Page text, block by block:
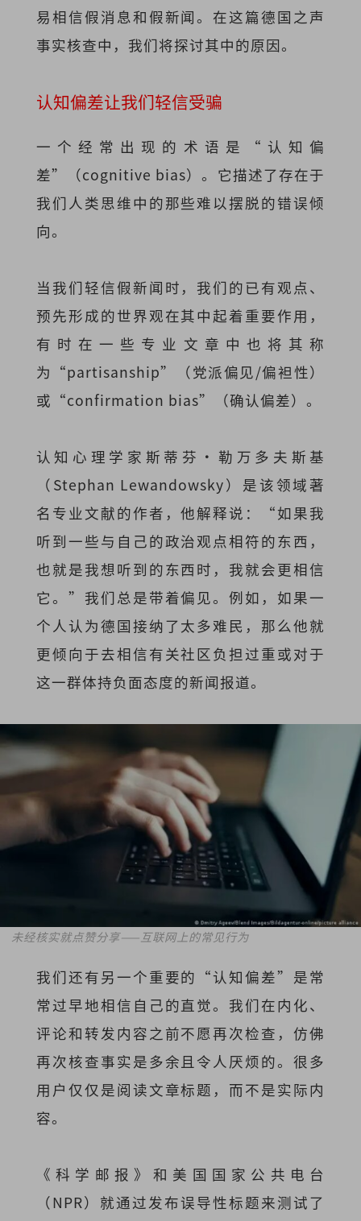
易相信假消息和假新闻。在这篇德国之声
事实核查中，我们将探讨其中的原因。
认知偏差让我们轻信受骗
一个经常出现的术语是“认知偏
差”（cognitive bias）。它描述了存在于
我们人类思维中的那些难以摆脱的错误倾
向。
当我们轻信假新闻时，我们的已有观点、
预先形成的世界观在其中起着重要作用，
有时在一些专业文章中也将其称
为“partisanship”（党派偏见/偏袒性）
或“confirmation bias”（确认偏差）。
认知心理学家斯蒂芬·勒万多夫斯基
（Stephan Lewandowsky）是该领域著
名专业文献的作者，他解释说：“如果我
听到一些与自己的政治观点相符的东西，
也就是我想听到的东西时，我就会更相信
它。”我们总是带着偏见。例如，如果一
个人认为德国接纳了太多难民，那么他就
更倾向于去相信有关社区负担过重或对于
这一群体持负面态度的新闻报道。
未经核实就点赞分享——互联网上的常见行为
我们还有另一个重要的“认知偏差”是常
常过早地相信自己的直觉。我们在内化、
评论和转发内容之前不愿再次检查，仿佛
再次核查事实是多余且令人厌烦的。很多
用户仅仅是阅读文章标题，而不是实际内
容。
《科学邮报》和美国国家公共电台
（NPR）就通过发布误导性标题来测试了